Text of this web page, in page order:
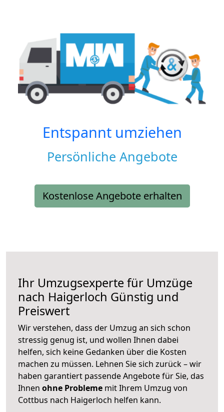
Entspannt umziehen
Persönliche Angebote
Kostenlose Angebote erhalten
Ihr Umzugsexperte für Umzüge
nach Haigerloch Günstig und
Preiswert
Wir verstehen, dass der Umzug an sich schon
stressig genug ist, und wollen Ihnen dabei
helfen, sich keine Gedanken über die Kosten
machen zu müssen. Lehnen Sie sich zurück – wir
haben garantiert passende Angebote für Sie, das
Ihnen ohne Probleme mit Ihrem Umzug von
Cottbus nach Haigerloch helfen kann.